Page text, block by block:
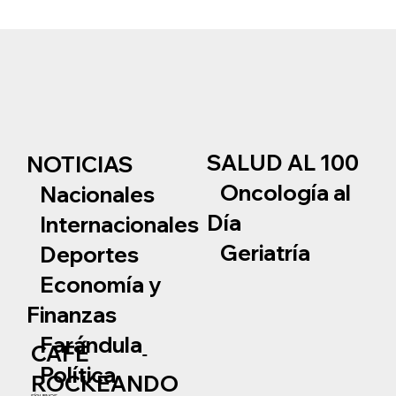
NOTICIAS
Nacionales
Internacionales
Deportes
Economía y
Finanzas
Farándula
Política
SALUD AL 100
Oncología al
Día
Geriatría
CAFÉ
ROCKEANDO